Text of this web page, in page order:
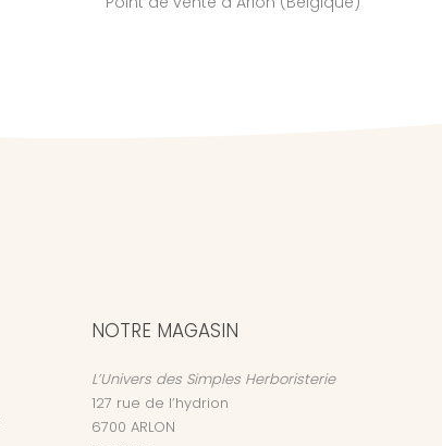
NOTRE MAGASIN
L’Univers des Simples Herboristerie
127 rue de l’hydrion
6700 ARLON